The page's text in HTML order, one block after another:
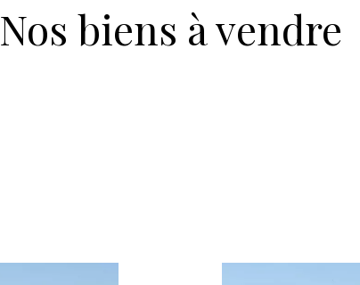
Nos biens à vendre